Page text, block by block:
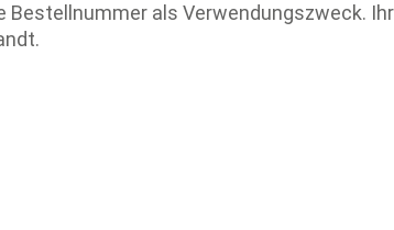
Bestellnummer als Verwendungszweck.